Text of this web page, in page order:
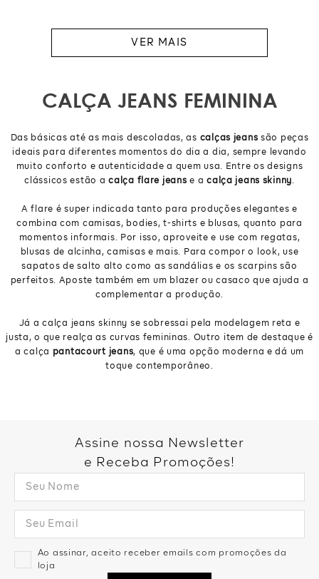
CALÇA JEANS FEMININA
Das básicas até as mais descoladas, as calças jeans são peças
ideais para diferentes momentos do dia a dia, sempre levando
muito conforto e autenticidade a quem usa. Entre os designs
clássicos estão acalça flare jeans e acalça jeans skinny .
A flare é super indicada tanto para produções elegantes e
combina com camisas, bodies, t-shirts e blusas, quanto para
momentos informais. Por isso, aproveite e use com regatas,
blusas de alcinha, camisas e mais. Para compor o look, use
sapatos de salto alto como as sandálias e os scarpins são
perfeitos. Aposte também em um blazer ou casaco que ajuda a
complementar a produção.
Já a calça jeans skinny se sobressai pela modelagem reta e
justa, o que realça as curvas femininas. Outro item de destaque é
a calça
pantacourt jeans, que é uma opção moderna e dá um
toque contemporâneo.
Assine nossa Newsletter
e Receba Promoções!
Ao assinar, aceito receber emails com promoções da
loja